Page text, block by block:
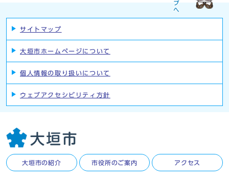
サイトマップ
大垣市ホームページについて
個人情報の取り扱いについて
ウェブアクセシビリティ方針
大垣市の紹介 市役所のご案内 アクセス